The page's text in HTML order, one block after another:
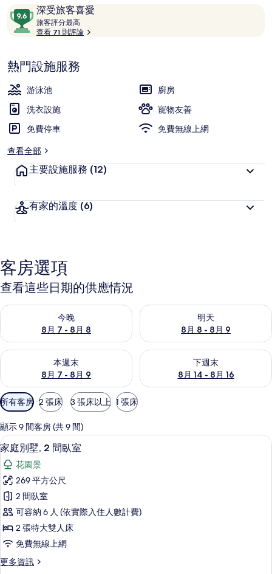
是
NT$7,502
評
論
深受旅客喜愛
9.6
分，
滿
10，
深
受
旅
客
喜
旅客評分最高
客
查看 71 則評論
熱門設施服務
游泳池
廚房
洗衣設施
寵物友善
免費停車
免費無線上網
查看全部
主要設施服務 (12)
有家的溫度 (6)
客房選項
查看這些日期的供應情況
今晚
8月 7 - 8月 8
查看今晚 (8月 7 - 8月 8) 的供應情況
明天
8月 8 - 8月 9
查看明天 (8月 8 - 8月 9) 的供
本週末
8月 7 - 8月 9
查看本週末 (8月 7 - 8月 9) 的供應情況
下週末
8月 14 - 8月 16
查看下週末 (8月 14 - 8月 16)
可
用
的
客
房
篩
選
條
件
所有客房 2 張床 3 張床以上 1 張床
顯示 9 間客房 (共 9 間)
顯
示
家
庭
別
墅,
2
間
臥
高級寢具、迷你吧、筆電工作空間、
8
家庭別墅, 2 間臥室
花園景
269 平方公尺
2 間臥室
可容納 6 人 (依實際入住人數計費)
2 張特大雙人床
免費無線上網
更多資訊
更